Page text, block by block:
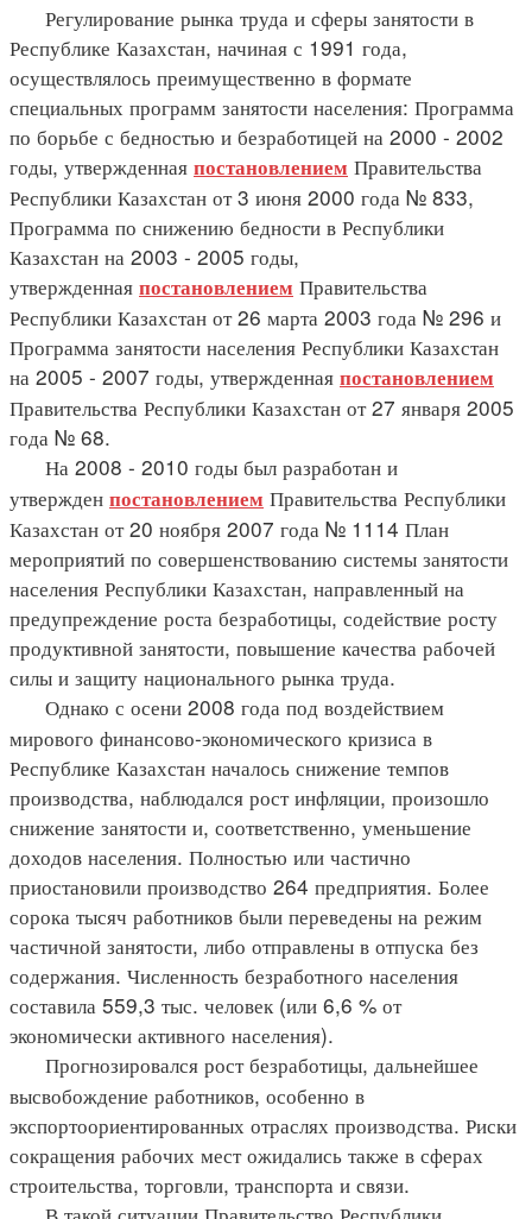
Регулирование рынка труда и сферы занятости в
Республике Казахстан, начиная с 1991 года,
осуществлялось преимущественно в формате
специальных программ занятости населения: Программа
по борьбе с бедностью и безработицей на 2000 - 2002
годы, утвержденная постановлением Правительства
Республики Казахстан от 3 июня 2000 года № 833,
Программа по снижению бедности в Республики
Казахстан на 2003 - 2005 годы,
утвержденная постановлением Правительства
Республики Казахстан от 26 марта 2003 года № 296 и
Программа занятости населения Республики Казахстан
на 2005 - 2007 годы, утвержденная постановлением
Правительства Республики Казахстан от 27 января 2005
года № 68.
На 2008 - 2010 годы был разработан и
утвержден постановлением Правительства Республики
Казахстан от 20 ноября 2007 года № 1114 План
мероприятий по совершенствованию системы занятости
населения Республики Казахстан, направленный на
предупреждение роста безработицы, содействие росту
продуктивной занятости, повышение качества рабочей
силы и защиту национального рынка труда.
Однако с осени 2008 года под воздействием
мирового финансово-экономического кризиса в
Республике Казахстан началось снижение темпов
производства, наблюдался рост инфляции, произошло
снижение занятости и, соответственно, уменьшение
доходов населения. Полностью или частично
приостановили производство 264 предприятия. Более
сорока тысяч работников были переведены на режим
частичной занятости, либо отправлены в отпуска без
содержания. Численность безработного населения
составила 559,3 тыс. человек (или 6,6 % от
экономически активного населения).
Прогнозировался рост безработицы, дальнейшее
высвобождение работников, особенно в
экспортоориентированных отраслях производства. Риски
сокращения рабочих мест ожидались также в сферах
строительства, торговли, транспорта и связи.